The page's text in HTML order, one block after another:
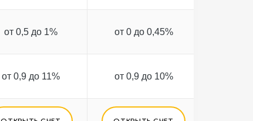
от 0,5 до 1% от 0 до 0,45%
от 0,9 до 11% от 0,9 до 10%